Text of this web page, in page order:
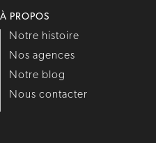
À PROPOS
Notre histoire
Nos agences
Notre blog
Nous contacter